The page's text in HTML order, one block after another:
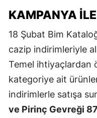
KAMPANYA
18 Şubat Bim
cazip indirimleriyle
Temel ihtiyaçlardan
kategoriye ait
indirimlerle satışa
ve Pirinç Gevreği